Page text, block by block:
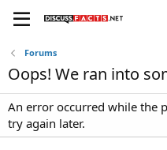
Forums
Oops! We ran into
An error occurred while the
try again later.